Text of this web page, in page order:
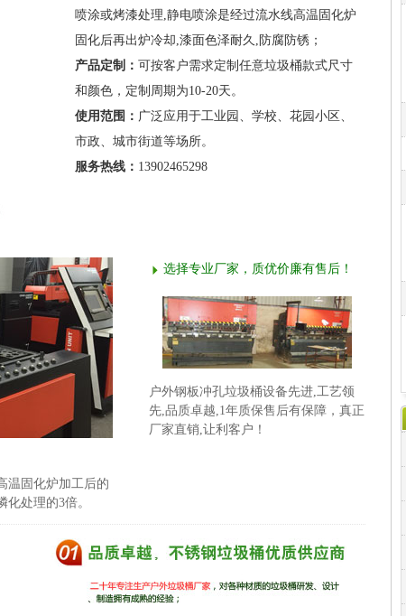
喷涂或烤漆处理,静电喷涂是经过流水线高温固化炉
固化后再出炉冷却,漆面色泽耐久,防腐防锈；
产品定制： 可按客户需求定制任意垃圾桶款式尺寸
和颜色，定制周期为10-20天。
使用范围： 广泛应用于工业园、学校、花园小区、
市政、城市街道等场所。
服务热线： 13902465298
温固化炉加工后的
处理的3倍。
选择专业厂家，质优价廉有售后！
户外钢板冲孔垃圾桶设备先进,工艺领
先,品质卓越,1年质保售后有保障，真正
厂家直销,让利客户！